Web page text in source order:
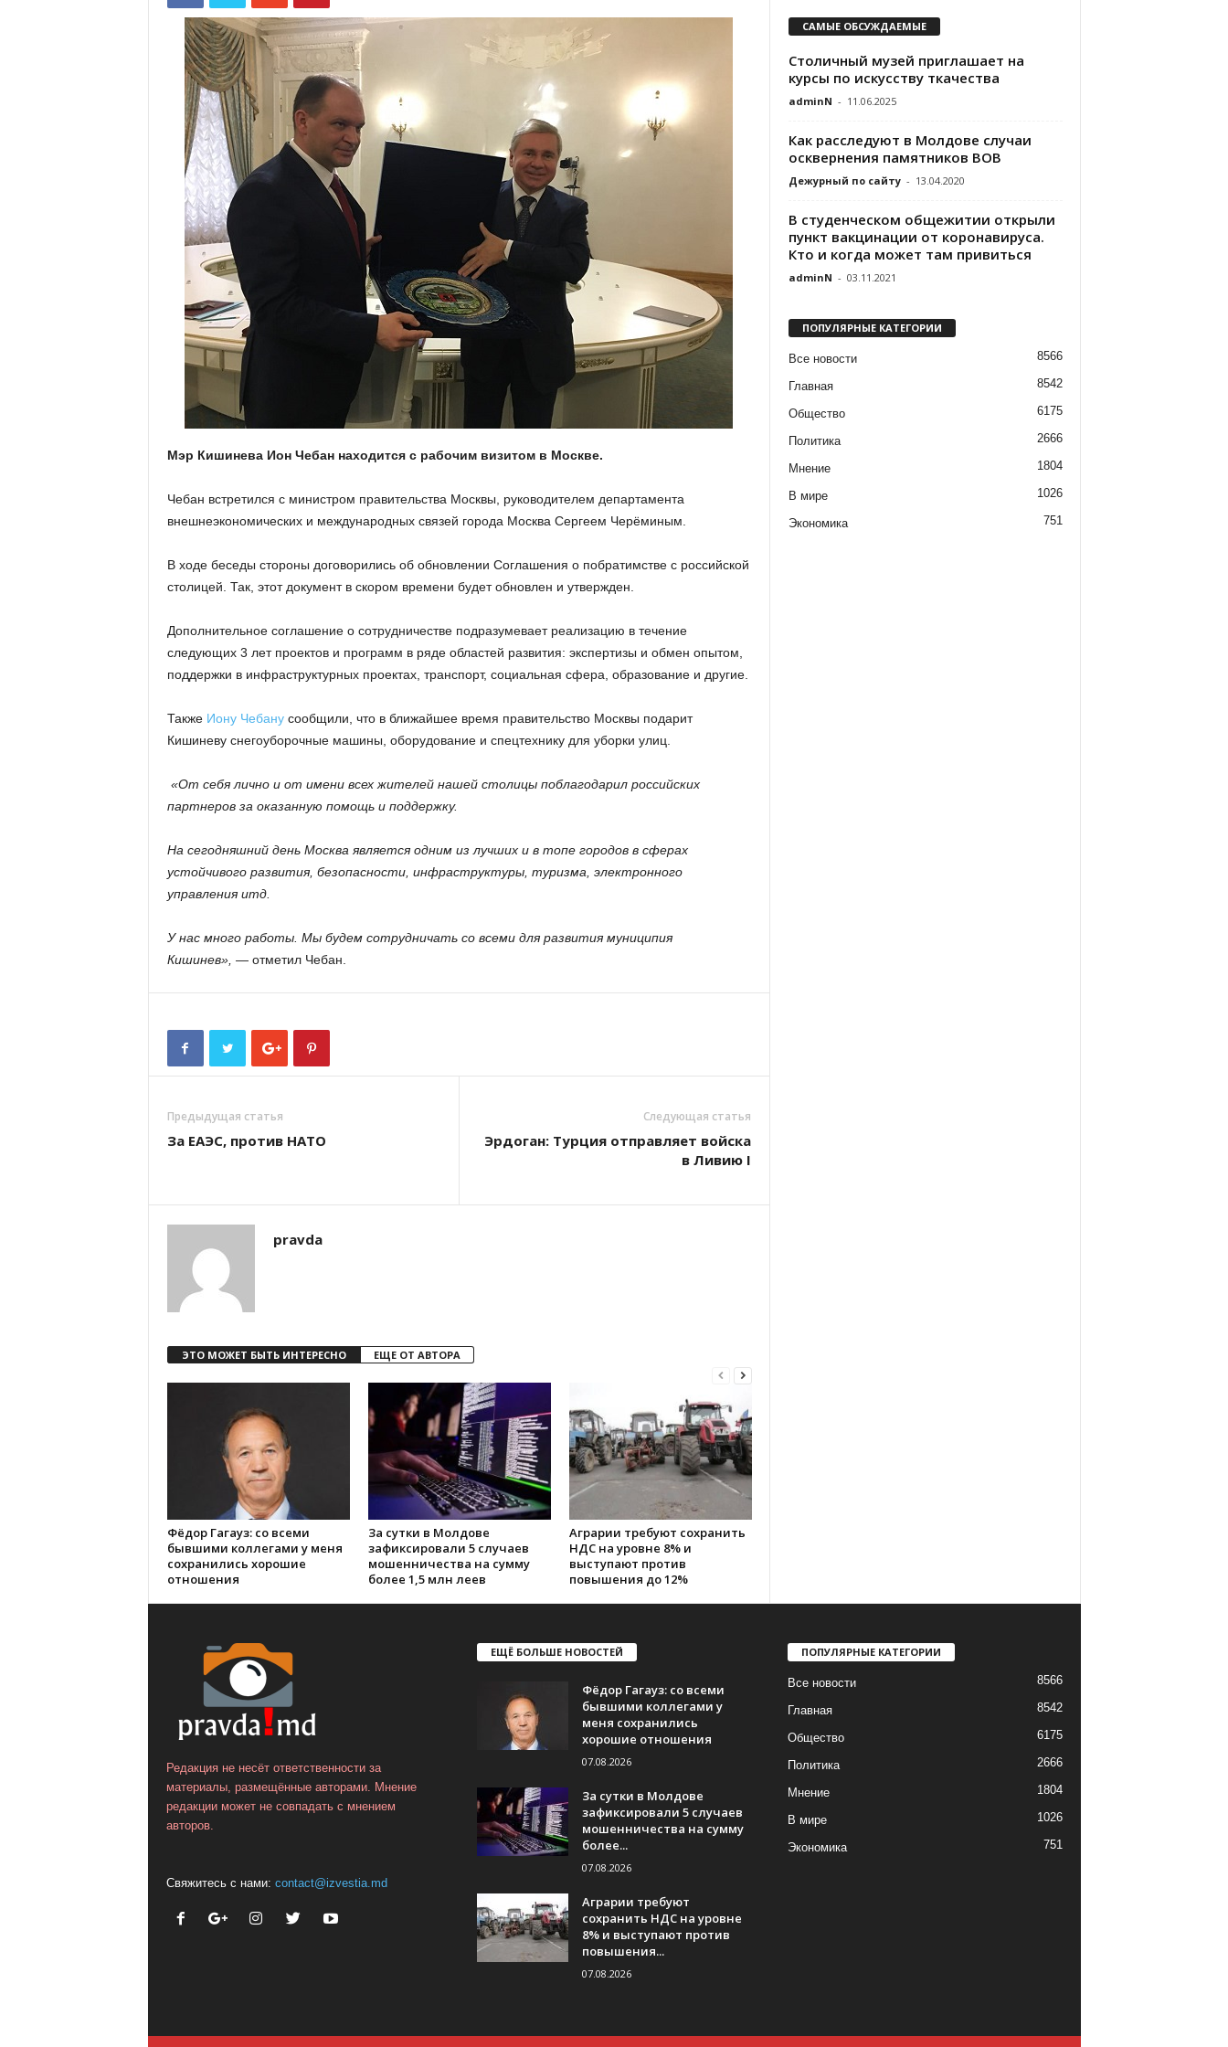
Мэр Кишинева Ион Чебан находится с рабочим визитом в Москве.
Чебан встретился с министром правительства Москвы, руководителем департамента
внешнеэкономических и международных связей города Москва Сергеем Черёминым.
В ходе беседы стороны договорились об обновлении Соглашения о побратимстве с российской
столицей. Так, этот документ в скором времени будет обновлен и утвержден.
Дополнительное соглашение о сотрудничестве подразумевает реализацию в течение
следующих 3 лет проектов и программ в ряде областей развития: экспертизы и обмен опытом,
поддержки в инфраструктурных проектах, транспорт, социальная сфера, образование и другие.
Также Иону Чебанусообщили, что в ближайшее время правительство Москвы подарит
Кишиневу снегоуборочные машины, оборудование и спецтехнику для уборки улиц.
«От себя лично и от имени всех жителей нашей столицы поблагодарил российских
партнеров за оказанную помощь и поддержку.
На сегодняшний день Москва является одним из лучших и в топе городов в сферах
устойчивого развития, безопасности, инфраструктуры, туризма, электронного
управления итд.
У нас много работы. Мы будем сотрудничать со всеми для развития муниципия
Кишинев», — отметил Чебан.
Предыдущая статья
За ЕАЭС, против НАТО
Следующая статья
Эрдоган: Турция отправляет войска
в Ливию I
pravda
ЭТО МОЖЕТ БЫТЬ ИНТЕРЕСНО ЕЩЕ ОТ АВТОРА
Фёдор Гагауз: со всеми
бывшими коллегами у меня
сохранились хорошие
отношения
За сутки в Молдове
зафиксировали 5 случаев
мошенничества на сумму
более 1,5 млн леев
Аграрии требуют сохранить
НДС на уровне 8% и
выступают против
повышения до 12%
САМЫЕ ОБСУЖДАЕМЫЕ
Столичный музей приглашает на
курсы по искусству ткачества
adminN - 11.06.2025
Как расследуют в Молдове случаи
осквернения памятников ВОВ
Дежурный по сайту - 13.04.2020
В студенческом общежитии открыли
пункт вакцинации от коронавируса.
Кто и когда может там привиться
adminN - 03.11.2021
ПОПУЛЯРНЫЕ КАТЕГОРИИ
Все новости 8566
Главная 8542
Общество 6175
Политика 2666
Мнение 1804
В мире 1026
Экономика 751
Редакция не несёт ответственности за
материалы, размещённые авторами. Мнение
редакции может не совпадать с мнением
авторов.
Свяжитесь с нами: contact@izvestia.md
ЕЩЁ БОЛЬШЕ НОВОСТЕЙ
Фёдор Гагауз: со всеми
бывшими коллегами у
меня сохранились
хорошие отношения
07.08.2026
За сутки в Молдове
зафиксировали 5 случаев
мошенничества на сумму
более...
07.08.2026
Аграрии требуют
сохранить НДС на уровне
8% и выступают против
повышения...
07.08.2026
ПОПУЛЯРНЫЕ КАТЕГОРИИ
Все новости 8566
Главная 8542
Общество 6175
Политика 2666
Мнение 1804
В мире 1026
Экономика 751